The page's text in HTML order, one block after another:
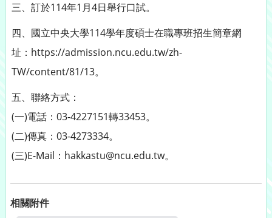
三、訂於114年1月4日舉行口試。
四、國立中央大學114學年度碩士在職專班招生簡章網
址：https://admission.ncu.edu.tw/zh-
TW/content/81/13。
五、聯絡方式：
(一)電話：03-4227151轉33453。
(二)傳真：03-4273334。
(三)E-Mail：hakkastu@ncu.edu.tw。
相關附件